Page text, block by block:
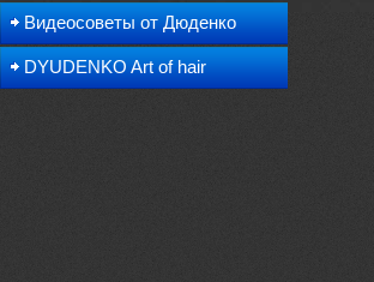
Видеосоветы от Дюденко
DYUDENKO Art of hair